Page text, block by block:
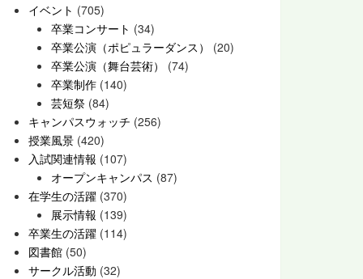
イベント (705)
卒業コンサート (34)
卒業公演（ポピュラーダンス）
(20)
卒業公演（舞台芸術）
(74)
卒業制作 (140)
芸短祭 (84)
キャンパスウォッチ (256)
授業風景 (420)
入試関連情報 (107)
オープンキャンパス (87)
在学生の活躍 (370)
展示情報 (139)
卒業生の活躍 (114)
図書館 (50)
サークル活動 (32)